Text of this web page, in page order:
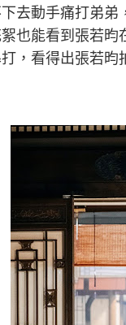
去動手痛打弟
也能看到張若
，看得出張若